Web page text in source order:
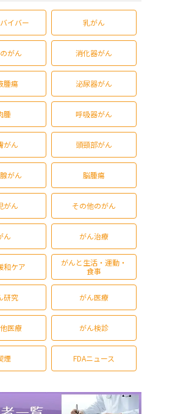
イバー 乳がん
がん 消化器がん
腫瘍 泌尿器がん
腫 呼吸器がん
がん 頭頸部がん
がん 脳腫瘍
がん その他のがん
ん がん治療
和ケア
がんと生活・運動・
食事
研究 がん医療
医療 がん検診
煙 FDAニュース